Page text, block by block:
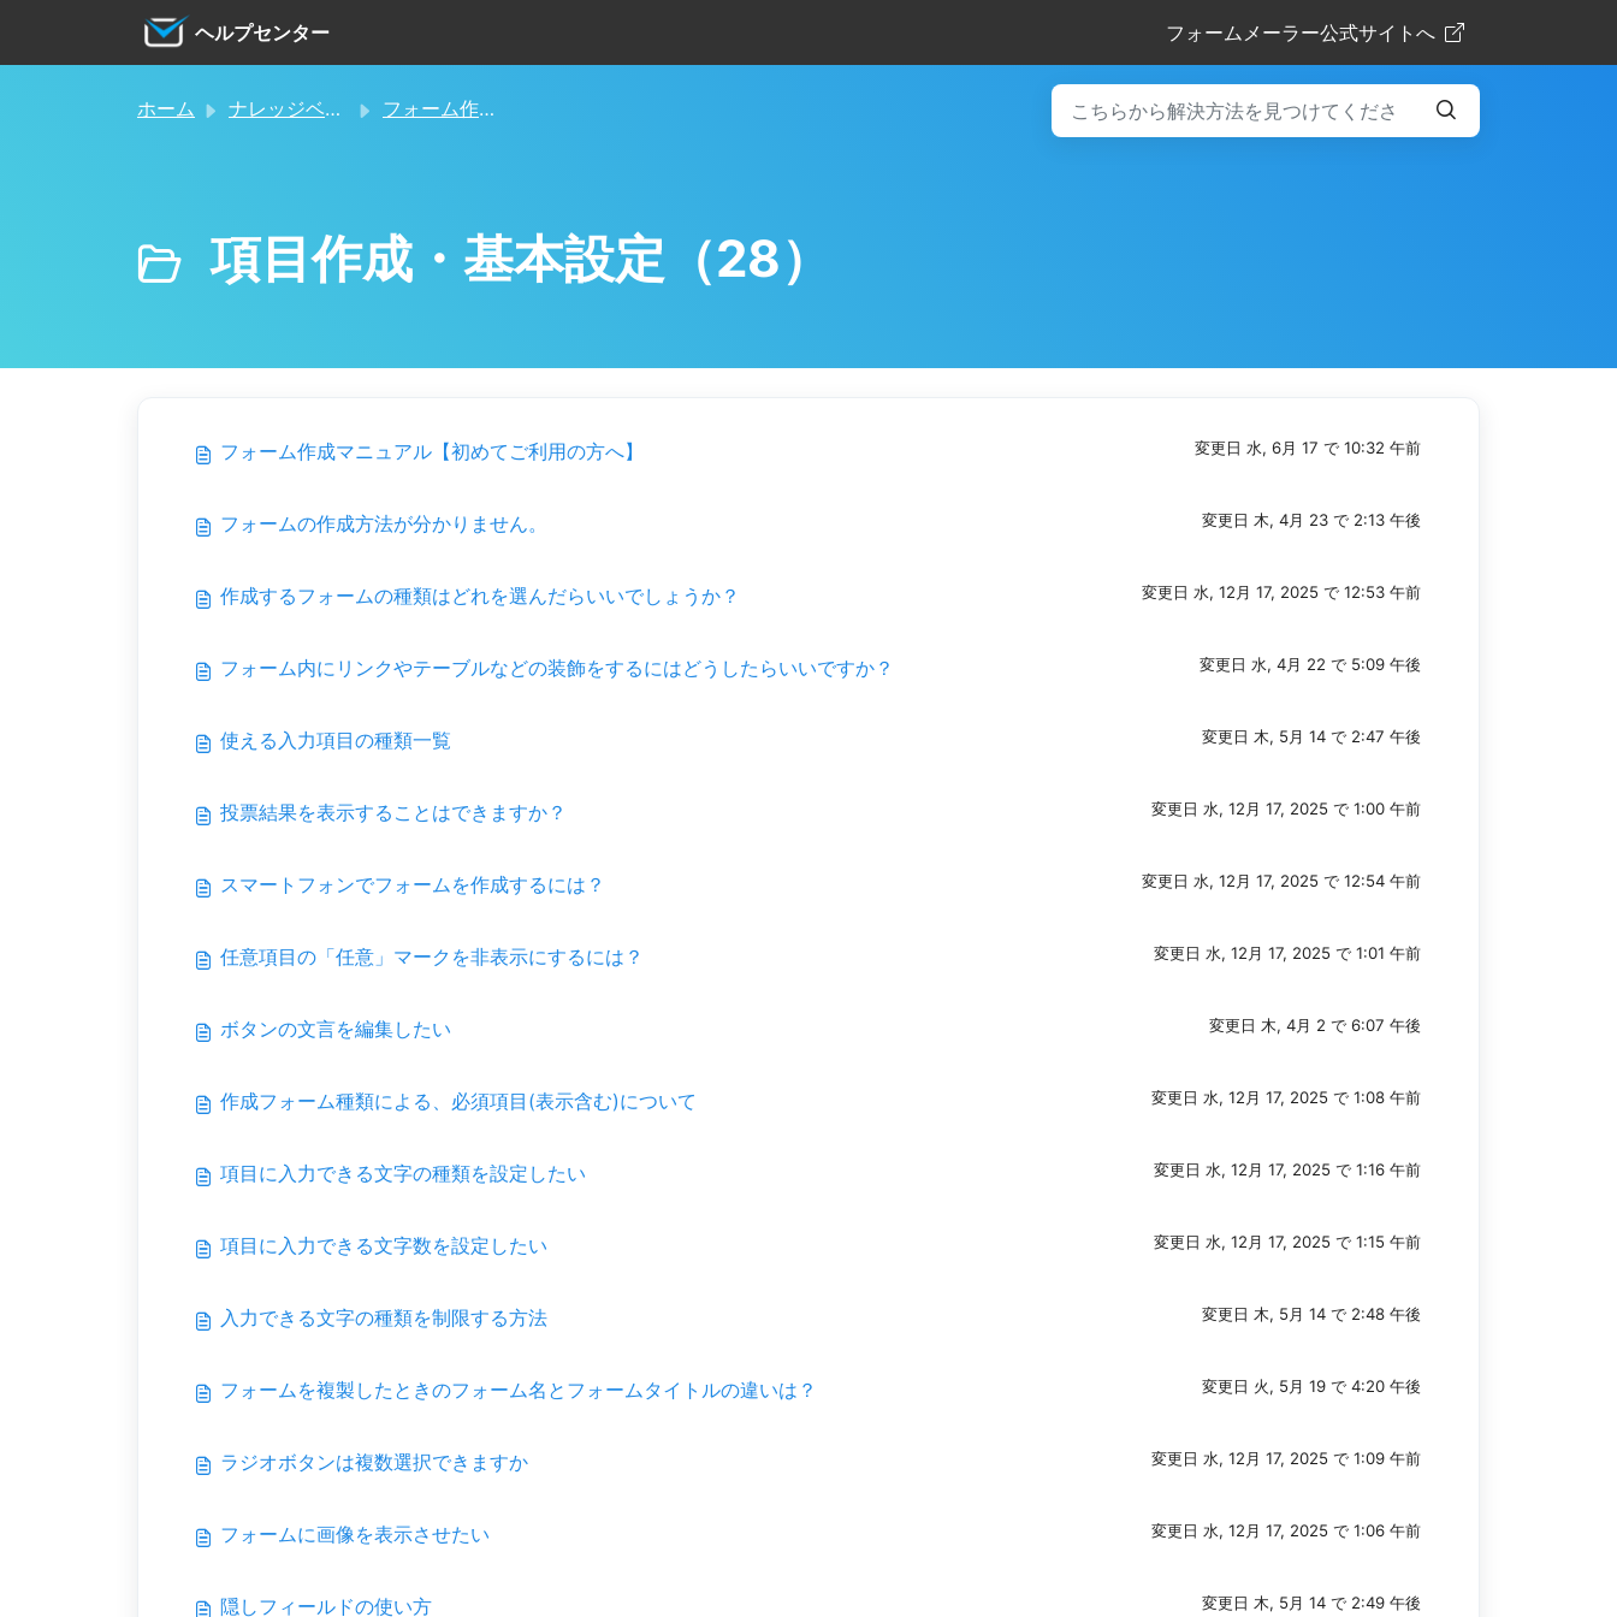
メインコンテンツに移動
ヘルプセンター
フォームメーラー公式サイトへ
ホーム ナレッジベース フォーム作成・設定
項目作成・基本設定（28）
フォーム作成マニュアル【初めてご利用の方へ】 変更日 水, 6月 17 で 10:32 午前
フォームの作成方法が分かりません。 変更日 木, 4月 23 で 2:13 午後
作成するフォームの種類はどれを選んだらいいでしょうか？ 変更日 水, 12月 17, 2025 で 12:53 午前
フォーム内にリンクやテーブルなどの装飾をするにはどうしたらいいですか？ 変更日 水, 4月 22 で 5:09 午後
使える入力項目の種類一覧 変更日 木, 5月 14 で 2:47 午後
投票結果を表示することはできますか？ 変更日 水, 12月 17, 2025 で 1:00 午前
スマートフォンでフォームを作成するには？ 変更日 水, 12月 17, 2025 で 12:54 午前
任意項目の「任意」マークを非表示にするには？ 変更日 水, 12月 17, 2025 で 1:01 午前
ボタンの文言を編集したい 変更日 木, 4月 2 で 6:07 午後
作成フォーム種類による、必須項目(表示含む)について 変更日 水, 12月 17, 2025 で 1:08 午前
項目に入力できる文字の種類を設定したい 変更日 水, 12月 17, 2025 で 1:16 午前
項目に入力できる文字数を設定したい 変更日 水, 12月 17, 2025 で 1:15 午前
入力できる文字の種類を制限する方法 変更日 木, 5月 14 で 2:48 午後
フォームを複製したときのフォーム名とフォームタイトルの違いは？ 変更日 火, 5月 19 で 4:20 午後
ラジオボタンは複数選択できますか 変更日 水, 12月 17, 2025 で 1:09 午前
フォームに画像を表示させたい 変更日 水, 12月 17, 2025 で 1:06 午前
隠しフィールドの使い方 変更日 木, 5月 14 で 2:49 午後